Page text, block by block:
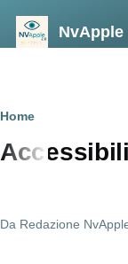
NvApple
Briciole
di
Home
Da Redazione